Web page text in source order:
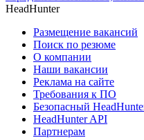
HeadHunter
Размещение вакансий
Поиск по резюме
О компании
Наши вакансии
Реклама на сайте
Требования к ПО
Безопасный
HeadHunter API
Партнерам